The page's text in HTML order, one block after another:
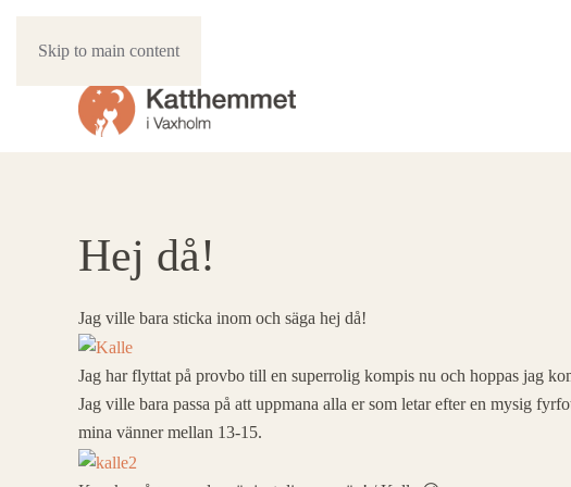
Skip to main content
Hej då!
Jag ville bara sticka inom och säga hej då!
Jag har flyttat på provbo till en superrolig kompis nu och hoppas jag
Jag ville bara passa på att uppmana alla er som letar efter en mysig
mina vänner mellan 13-15.